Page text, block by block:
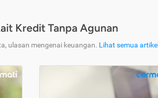
Kredit Tanpa Agunan
ulasan mengenai keuangan. Lihat semua artikel